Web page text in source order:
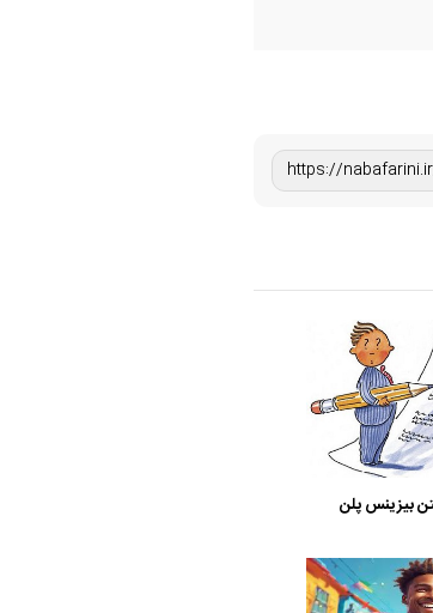
بیزینس پلن